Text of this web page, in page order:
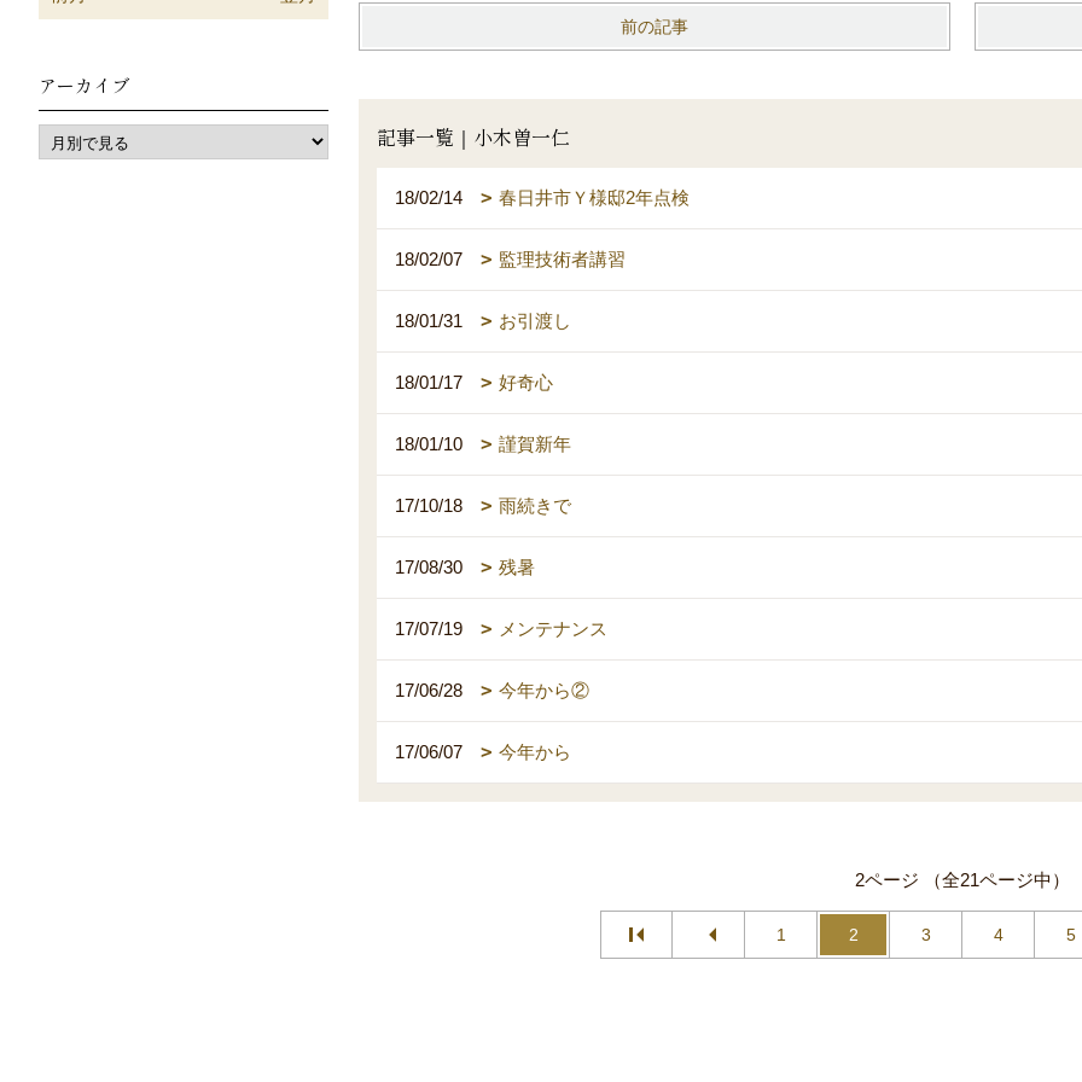
前の記事
記事一覧｜小木曽一仁
18/02/14 春日井市Ｙ様邸2年点検
18/02/07 監理技術者講習
18/01/31 お引渡し
18/01/17 好奇心
18/01/10 謹賀新年
17/10/18 雨続きで
17/08/30 残暑
17/07/19 メンテナンス
17/06/28 今年から②
17/06/07 今年から
2ページ （全21ページ中）
1 2 3 4 5
アーカイブ